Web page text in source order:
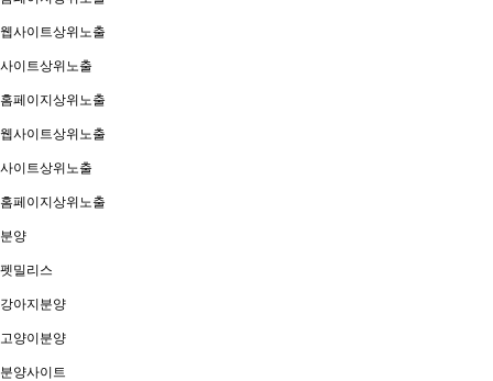
웹사이트상위노출
사이트상위노출
홈페이지상위노출
웹사이트상위노출
사이트상위노출
홈페이지상위노출
분양
펫밀리스
강아지분양
고양이분양
분양사이트